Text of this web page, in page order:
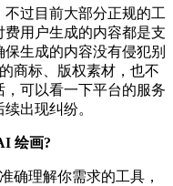
过目前大部分正规的工
用户生成的内容都是支
生成的内容没有侵犯别
商标、版权素材，也不
可以看一下平台的服务
出现纠纷。
绘画?
确理解你需求的工具，